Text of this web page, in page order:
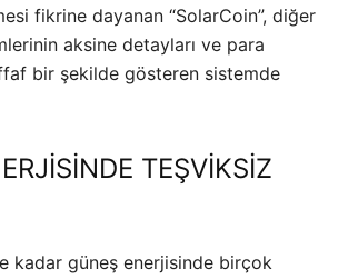
fikrine dayanan “SolarCoin”, diğer
aksine detayları ve para
bir şekilde gösteren sistemde
TEŞVİKSİZ
kadar güneş enerjisinde birçok